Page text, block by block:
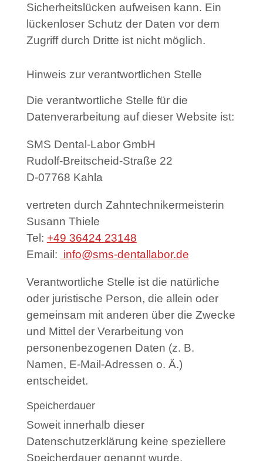
Sicherheitslücken aufweisen kann. Ein
lückenloser Schutz der Daten vor dem
Zugriff durch Dritte ist nicht möglich.
Hinweis zur verantwortlichen Stelle
Die verantwortliche Stelle für die
Datenverarbeitung auf dieser Website ist:
SMS Dental-Labor GmbH
Rudolf-Breitscheid-Straße 22
D-07768 Kahla
vertreten durch Zahntechnikermeisterin
Susann Thiele
Tel: +49 36424 23148
Email: info@sms-dentallabor.de
Verantwortliche Stelle ist die natürliche
oder juristische Person, die allein oder
gemeinsam mit anderen über die Zwecke
und Mittel der Verarbeitung von
personenbezogenen Daten (z. B.
Namen, E-Mail-Adressen o. Ä.)
entscheidet.
Speicherdauer
Soweit innerhalb dieser
Datenschutzerklärung keine speziellere
Speicherdauer genannt wurde,